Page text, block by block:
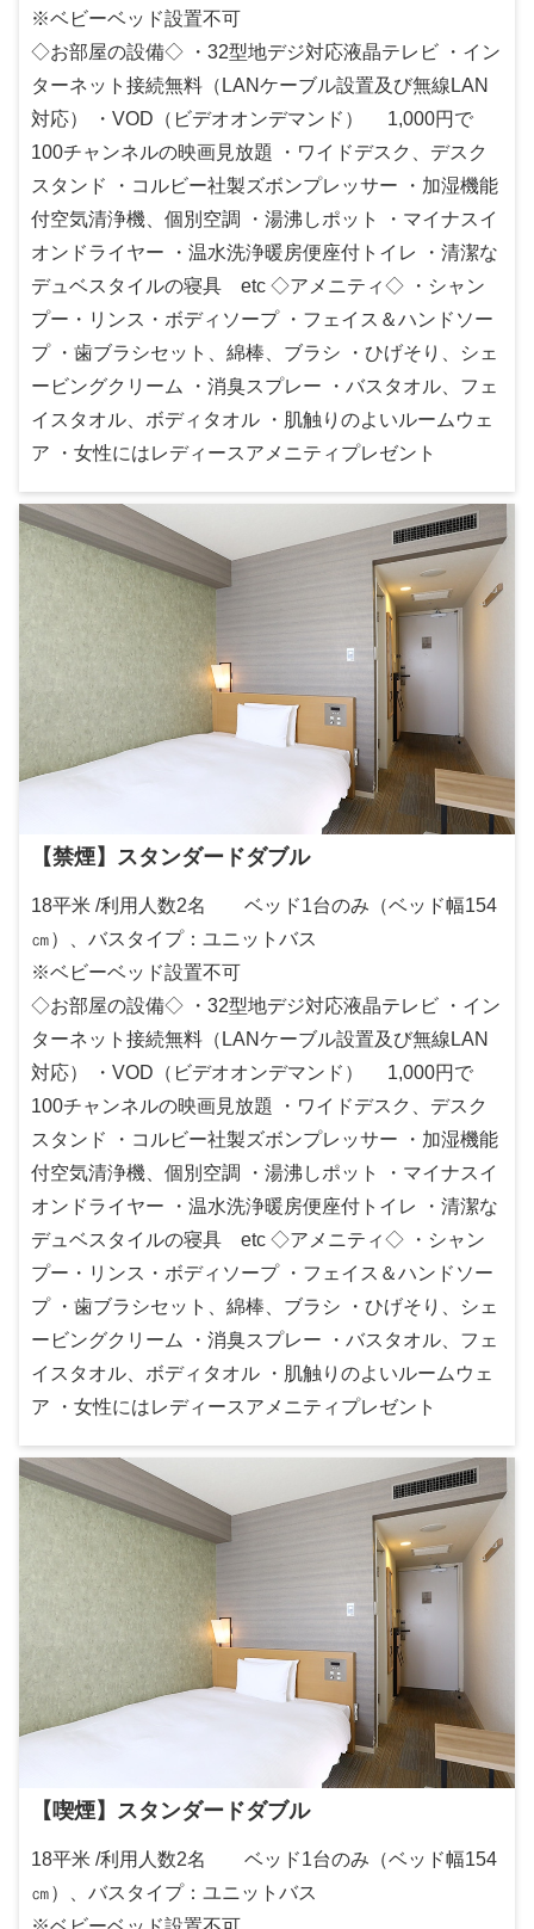
※ベビーベッド設置不可
◇お部屋の設備◇ ・32型地デジ対応液晶テレビ ・イン
ターネット接続無料（LANケーブル設置及び無線LAN
対応） ・VOD（ビデオオンデマンド） 1,000円で
100チャンネルの映画見放題 ・ワイドデスク、デスク
スタンド ・コルビー社製ズボンプレッサー ・加湿機能
付空気清浄機、個別空調 ・湯沸しポット ・マイナスイ
オンドライヤー ・温水洗浄暖房便座付トイレ ・清潔な
デュベスタイルの寝具 etc ◇アメニティ◇ ・シャン
プー・リンス・ボディソープ ・フェイス＆ハンドソー
プ ・歯ブラシセット、綿棒、ブラシ ・ひげそり、シェ
ービングクリーム ・消臭スプレー ・バスタオル、フェ
イスタオル、ボディタオル ・肌触りのよいルームウェ
ア ・女性にはレディースアメニティプレゼント
【禁煙】スタンダードダブル
18平米 /利用人数2名 ベッド1台のみ（ベッド幅154
㎝）、バスタイプ：ユニットバス
※ベビーベッド設置不可
◇お部屋の設備◇ ・32型地デジ対応液晶テレビ ・イン
ターネット接続無料（LANケーブル設置及び無線LAN
対応） ・VOD（ビデオオンデマンド） 1,000円で
100チャンネルの映画見放題 ・ワイドデスク、デスク
スタンド ・コルビー社製ズボンプレッサー ・加湿機能
付空気清浄機、個別空調 ・湯沸しポット ・マイナスイ
オンドライヤー ・温水洗浄暖房便座付トイレ ・清潔な
デュベスタイルの寝具 etc ◇アメニティ◇ ・シャン
プー・リンス・ボディソープ ・フェイス＆ハンドソー
プ ・歯ブラシセット、綿棒、ブラシ ・ひげそり、シェ
ービングクリーム ・消臭スプレー ・バスタオル、フェ
イスタオル、ボディタオル ・肌触りのよいルームウェ
ア ・女性にはレディースアメニティプレゼント
【喫煙】スタンダードダブル
18平米 /利用人数2名 ベッド1台のみ（ベッド幅154
㎝）、バスタイプ：ユニットバス